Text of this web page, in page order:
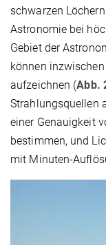
schwarzen
Astronomie bei
Gebiet der
können
aufzeichnen (Abb.
Strahlungsquellen
einer Genauigkeit
bestimmen, und
mit Minuten-